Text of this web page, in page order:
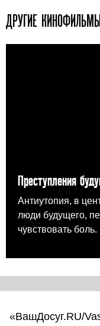
ДРУГИЕ
Преступления
Антиутопия, в
люди будущего,
чувствовать боль.
«ВашДосуг.RU/